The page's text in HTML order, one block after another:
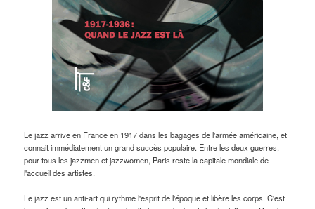
Le jazz arrive en France en 1917 dans les bagages de l'armée américaine, et
connait immédiatement un grand succès populaire. Entre les deux guerres,
pour tous les jazzmen et jazzwomen, Paris reste la capitale mondiale de
l'accueil des artistes.
Le jazz est un anti-art qui rythme l'esprit de l'époque et libère les corps. C'est